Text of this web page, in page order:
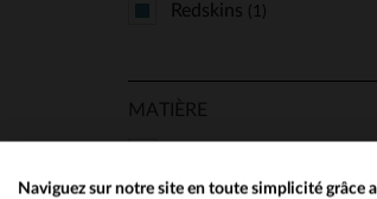
Redskins (1)
MATIÈRE
Naviguez sur notre site en toute simplicité grâce